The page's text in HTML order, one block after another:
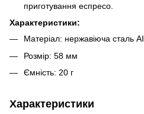
приготування еспресо.
Характеристики:
Матеріал: нержавіюча сталь
Розмір: 58 мм
Ємність: 20 г
Характеристики